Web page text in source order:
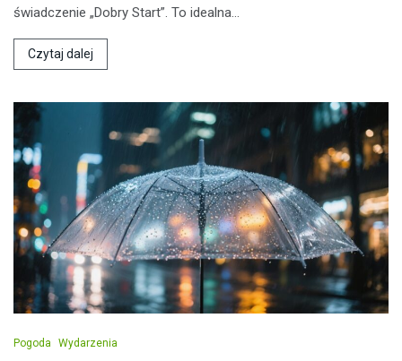
świadczenie „Dobry Start”. To idealna…
Czytaj dalej
Pogoda Wydarzenia